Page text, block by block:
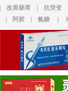
改善肠胃 抗突变
阿胶 氨糖